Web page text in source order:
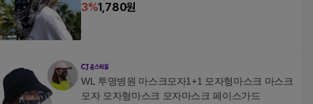
3%1,780원
WL 투명병원 마스크모자1+1 모자형마스크 마스크
모자 모자형마스크 모자마스크 페이스가드